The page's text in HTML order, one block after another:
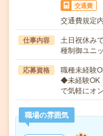
交通費
交通費規定
仕事内容
土日祝休み
種制御ユニ
応募資格
職種未経験
◆未経験OK
で気軽にオ
職場の雰囲気